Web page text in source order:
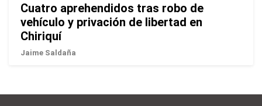
Cuatro aprehendidos tras robo de
vehículo y privación de libertad en
Chiriquí
Jaime Saldaña